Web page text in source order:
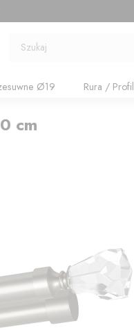
Szukaj
Ø19 Rura / Profil
cm